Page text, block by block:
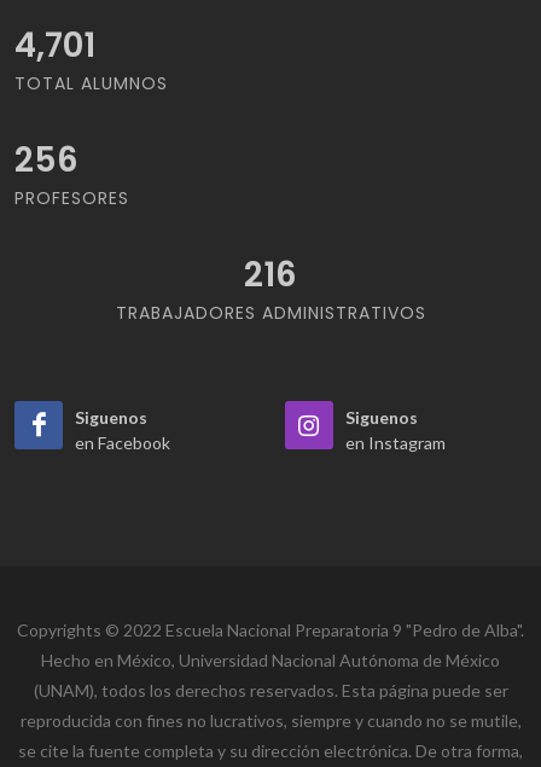
4,983
TOTAL ALUMNOS
256
PROFESORES
216
TRABAJADORES ADMINISTRATIVOS
Siguenos
en Facebook
Siguenos
en Instagram
Copyrights © 2022 Escuela Nacional Preparatoria 9 "Pedro de Alba".
Hecho en México, Universidad Nacional Autónoma de México
(UNAM), todos los derechos reservados. Esta página puede ser
reproducida con fines no lucrativos, siempre y cuando no se mutile,
se cite la fuente completa y su dirección electrónica. De otra forma,